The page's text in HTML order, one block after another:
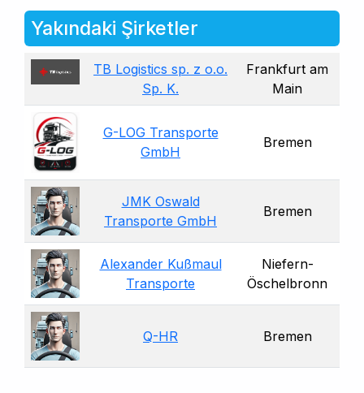
Yakındaki Şirketler
TB Logistics sp. z o.o.
Sp. K.
Frankfurt am
Main
G-LOG Transporte
GmbH
Bremen
JMK Oswald
Transporte GmbH
Bremen
Alexander Kußmaul
Transporte
Niefern-
Öschelbronn
Q-HR Bremen